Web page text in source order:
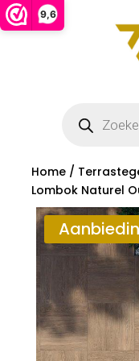
9,6
zoeken
Home/
Lombok Naturel